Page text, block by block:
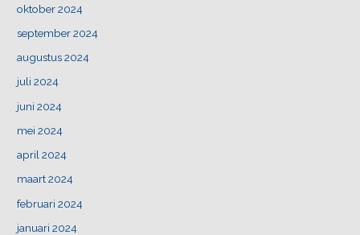
oktober 2024
september 2024
augustus 2024
juli 2024
juni 2024
mei 2024
april 2024
maart 2024
februari 2024
januari 2024